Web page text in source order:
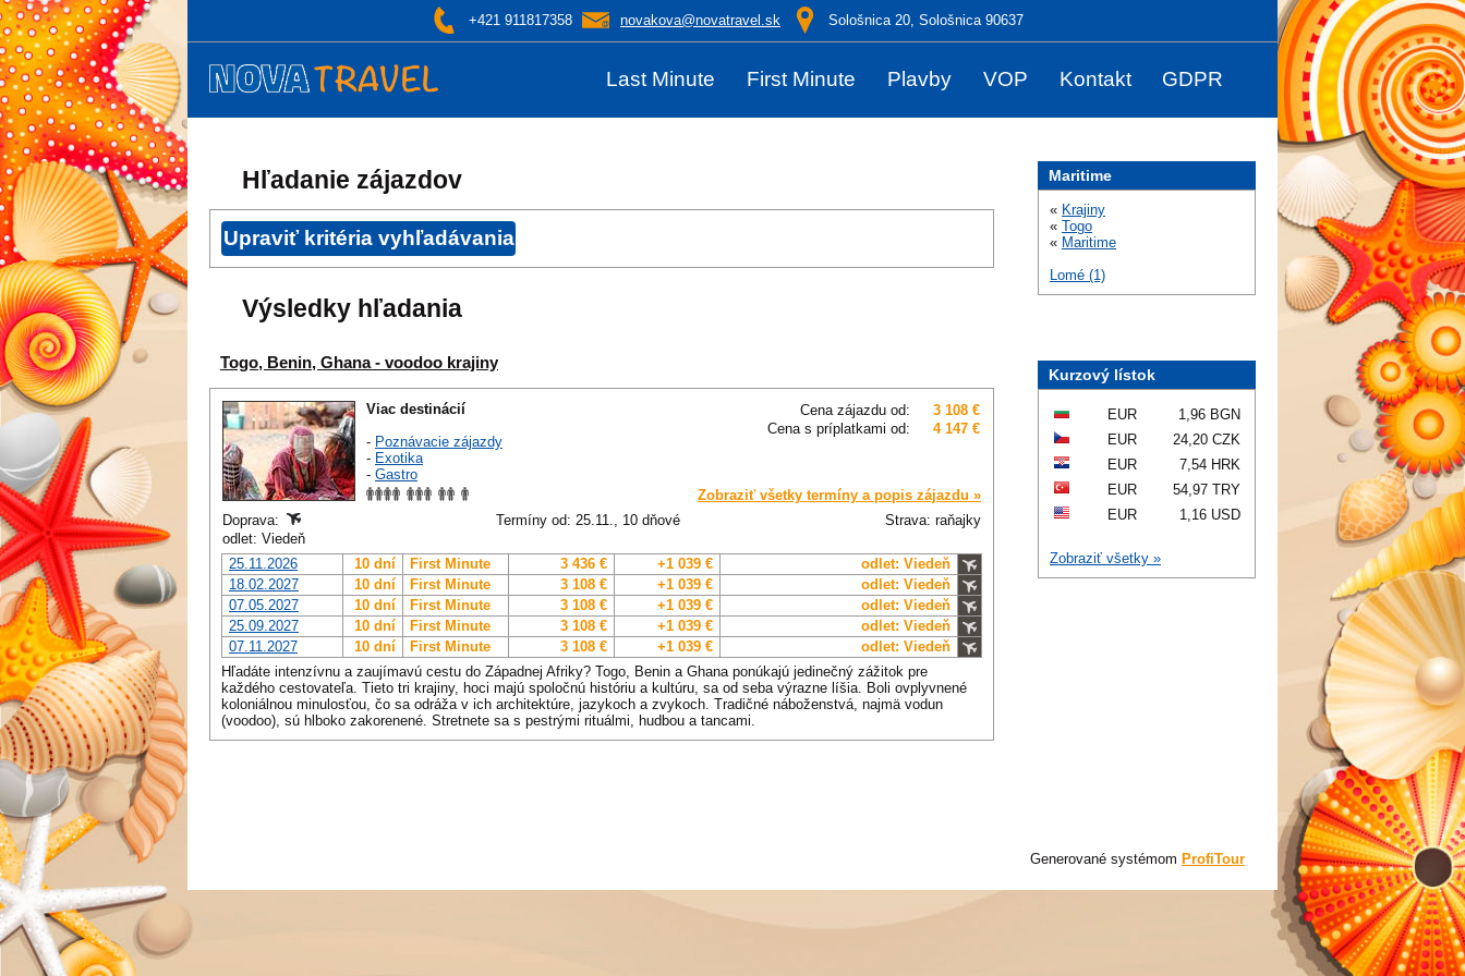
+421 911817358 novakova@novatravel.sk Sološnica 20, Sološnica 90637
Last Minute First Minute Plavby VOP Kontakt GDPR
Hľadanie zájazdov
Výsledky hľadania
Togo, Benin, Ghana - voodoo krajiny
Cena zájazdu od:
3 108 €
Cena s príplatkami od:
4 147 €
Viac destinácií
- Poznávacie zájazdy
- Exotika
- Gastro
Zobraziť všetky termíny a popis zájazdu »
Doprava:
Termíny od: 25.11., 10 dňové
Strava: raňajky
odlet: Viedeň
25.11.2026
10 dní First Minute 3 436 € +1 039 €
odlet: Viedeň
18.02.2027
10 dní First Minute 3 108 € +1 039 €
odlet: Viedeň
07.05.2027
10 dní First Minute 3 108 € +1 039 €
odlet: Viedeň
25.09.2027
10 dní First Minute 3 108 € +1 039 €
odlet: Viedeň
07.11.2027
10 dní First Minute 3 108 € +1 039 €
odlet: Viedeň
Hľadáte intenzívnu a zaujímavú cestu do Západnej Afriky? Togo, Benin a Ghana ponúkajú jedinečný zážitok pre
každého cestovateľa. Tieto tri krajiny, hoci majú spoločnú históriu a kultúru, sa od seba výrazne líšia. Boli ovplyvnené
koloniálnou minulosťou, čo sa odráža v ich architektúre, jazykoch a zvykoch. Tradičné náboženstvá, najmä vodun
(voodoo), sú hlboko zakorenené. Stretnete sa s pestrými rituálmi, hudbou a tancami.
Maritime
« Krajiny
« Togo
« Maritime
Lomé (1)
Kurzový lístok
EUR
1,96 BGN
EUR
24,20 CZK
EUR
7,54 HRK
EUR
54,97 TRY
EUR
1,16 USD
Zobraziť všetky »
Generované systémom ProfiTour